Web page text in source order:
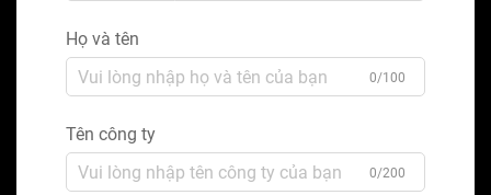
Họ và tên
0/100
Tên công ty
0/200